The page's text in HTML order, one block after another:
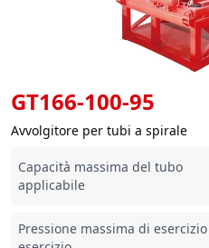
GT166-100-95
Avvolgitore per tubi a spirale
Capacità massima del tubo
applicabile
Pressione massima di